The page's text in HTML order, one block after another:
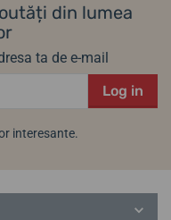
din lumea
ta de e-mail
Log in
interesante.